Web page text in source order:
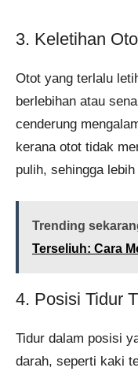
3. Keletihan
Otot yang terlalu
berlebihan atau
cenderung
kerana otot tidak
pulih, sehingga
Trending
Terseliuh: Cara
4. Posisi Tidur
Tidur dalam posisi
darah, seperti kaki